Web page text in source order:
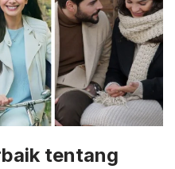
tentang